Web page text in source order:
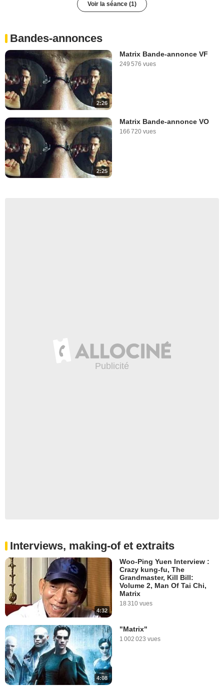
Voir la séance (1)
Bandes-annonces
2:26
Matrix Bande-annonce VF
249 576 vues
2:25
Matrix Bande-annonce VO
166 720 vues
Interviews, making-of et extraits
4:32
Woo-Ping Yuen Interview :
Crazy kung-fu, The
Grandmaster, Kill Bill:
Volume 2, Man Of Tai Chi,
Matrix
18 310 vues
4:08
"Matrix"
1 002 023 vues